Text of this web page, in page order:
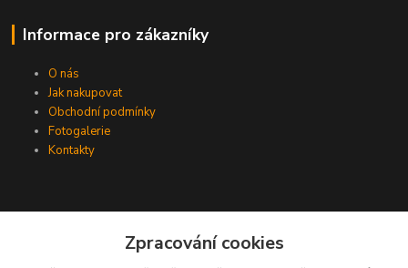
Informace pro zákazníky
O nás
Jak nakupovat
Obchodní podmínky
Fotogalerie
Kontakty
Zpracování cookies